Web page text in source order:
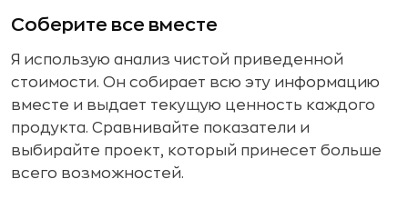
Соберите все вместе
Я использую анализ чистой приведенной
стоимости. Он собирает всю эту информацию
вместе и выдает текущую ценность каждого
продукта. Сравнивайте показатели и
выбирайте проект, который принесет больше
всего возможностей.